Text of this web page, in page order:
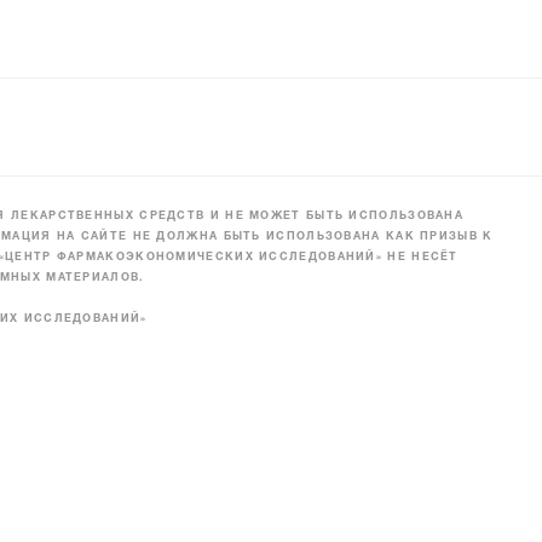
СРЕДСТВ И НЕ МОЖЕТ БЫТЬ ИСПОЛЬЗОВАНА
НА САЙТЕ НЕ ДОЛЖНА БЫТЬ ИСПОЛЬЗОВАНА КАК ПРИЗЫВ К
ФАРМАКОЭКОНОМИЧЕСКИХ ИССЛЕДОВАНИЙ» НЕ НЕСЁТ
МАТЕРИАЛОВ.
ИССЛЕДОВАНИЙ»